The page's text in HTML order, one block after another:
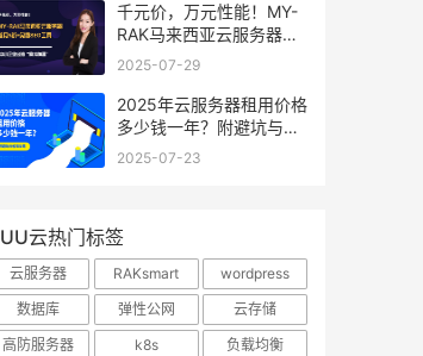
千元价，万元性能！MY-
RAK马来西亚云服务器：
首月5折+免费SEO工具，
2025-07-29
2025年云服务器租用价格
多少钱一年？附避坑与省
钱攻略
2025-07-23
UU云热门标签
云服务器 RAKsmart
wordpress
数据库
弹性公网
云存储
高防服务器
k8s
负载均衡